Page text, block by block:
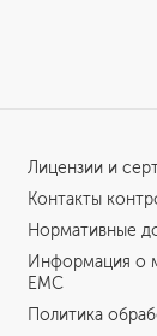
Лицензии и
Контакты
Нормативные
Информация о
EMC
Политика